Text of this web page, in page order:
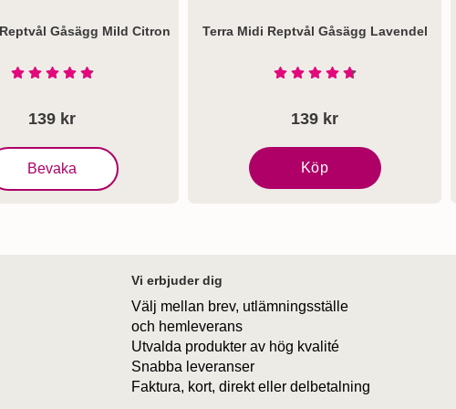
Gåsägg Mild Citron
Betyg: 4.9 Stjärnor av 5
139 kr
Bevaka
Midi Reptvål Gåsägg Mild Citron
Terra Midi Reptvål Gåsägg Lavendel
Betyg: 4.8 Stjärnor av 5
139 kr
Köp
Terra Midi Reptvål Gåsägg
Vi erbjuder dig
Välj mellan brev, utlämningsställe
och hemleverans
Utvalda produkter av hög kvalité
Snabba leveranser
Faktura, kort, direkt eller delbetalning